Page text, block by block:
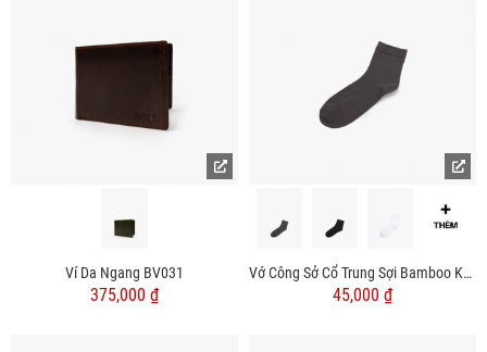
Ví Da Ngang BV031
375,000 ₫
Vớ Công Sở Cổ Trung Sợi Bamboo Kháng Khuẩn Khử Mùi VO075
45,000 ₫